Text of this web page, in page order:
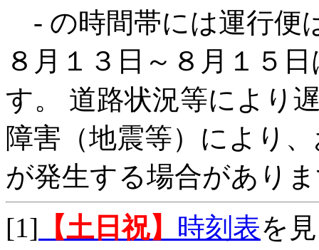
- の時間帯には運行便
８月１３日～８月１５
す。 道路状況等により
障害（地震等）により
が発生する場合があり
[1] 【土日祝】 時刻表を